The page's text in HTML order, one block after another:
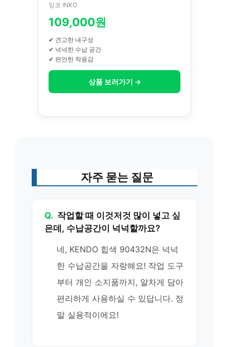
잉코 INKO
109,000원
✔ 견고한 내구성
✔ 넉넉한 수납 공간
✔ 편안한 착용감
상품 보러가기 →
자주 묻는 질문
Q. 작업할 때 이것저것 많이 넣고 싶
은데, 수납공간이 넉넉할까요?
네, KENDO 힙색 90432N은 넉넉
한 수납공간을 자랑해요! 작업 도구
부터 개인 소지품까지, 알차게 담아
편리하게 사용하실 수 있답니다. 정
말 실용적이에요!